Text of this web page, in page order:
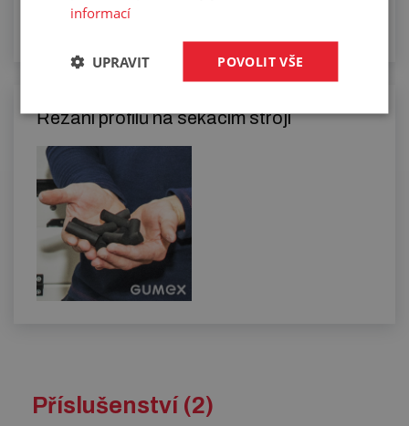
Řezání profilů na sekacím stroji
Příslušenství (2)
informací
POVOLIT VŠE
UPRAVIT